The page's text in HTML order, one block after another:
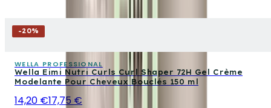
-20%
WELLA PROFESSIONAL
Wella Eimi Nutri Curls Curl Shaper 72H Gel Crème
Modelante Pour Cheveux Bouclés 150 ml
14,20 €17,75 €